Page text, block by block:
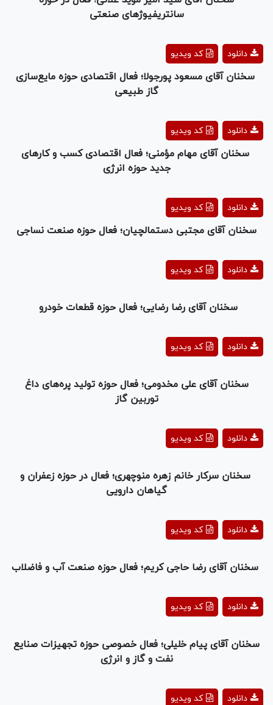
سانتریفیوژهای صنعتی
Play
Video
کد ویدیو دانلود
سخنان آقای مسعود پورجولا؛ فعال اقتصادی حوزه مایع‌سازی
گاز طبیعی
Play
Video
کد ویدیو دانلود
سخنان آقای مهام مؤمنی؛ فعال اقتصادی کسب و کارهای
جدید حوزه انرژی
Play
Video
کد ویدیو دانلود
سخنان آقای مجتبی دستمالچیان؛ فعال حوزه صنعت نساجی
Playکد ویدیو دانلود
سخنان آقای رضا رضایی؛ فعال حوزه قطعات خودرو
Playکد ویدیو دانلود
سخنان آقای علی مخدومی؛ فعال حوزه تولید پره‌های داغ
توربین گاز
Playکد ویدیو دانلود
سخنان سرکار خانم زهره منوچهری؛ فعال در حوزه زعفران و
گیاهان دارویی
Playکد ویدیو دانلود
سخنان آقای رضا حاجی کریم؛ فعال حوزه صنعت آب و فاضلاب
Playکد ویدیو دانلود
سخنان آقای پیام خلیلی؛ فعال خصوصی حوزه تجهیزات صنایع
نفت و گاز و انرژی
Playکد ویدیو دانلود